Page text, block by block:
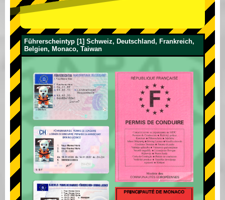
Führerscheintyp [1] Schweiz, Deutschland, Frankreich,
Belgien, Monaco, Taiwan